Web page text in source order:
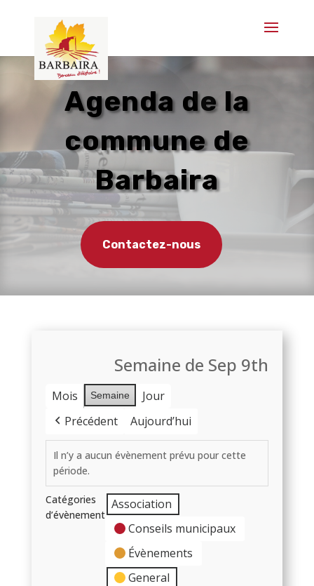
Agenda de la
commune de
Barbaira
Contactez-nous
Semaine de Sep 9th
Mois Semaine
Jour
Précédent
Aujourd’hui
Il n’y a aucun évènement prévu pour cette
période.
Catégories
d’évènement
Association
Conseils municipaux
Évènements
General